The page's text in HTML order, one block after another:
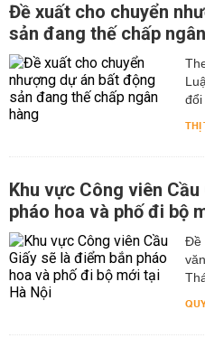
Đề xuất cho chuyển
sản đang thế chấp
đổi
THỊ
Khu vực Công viên
pháo hoa và phố đi bộ
Đề